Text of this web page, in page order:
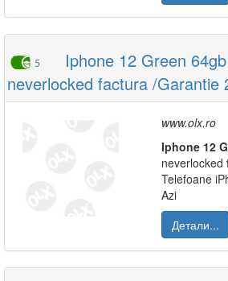
5
Iphone 12 Green
neverlocked factura /Garantie
www.olx.ro
Iphone 12
neverlocked
Telefoane
Azi
Детали...